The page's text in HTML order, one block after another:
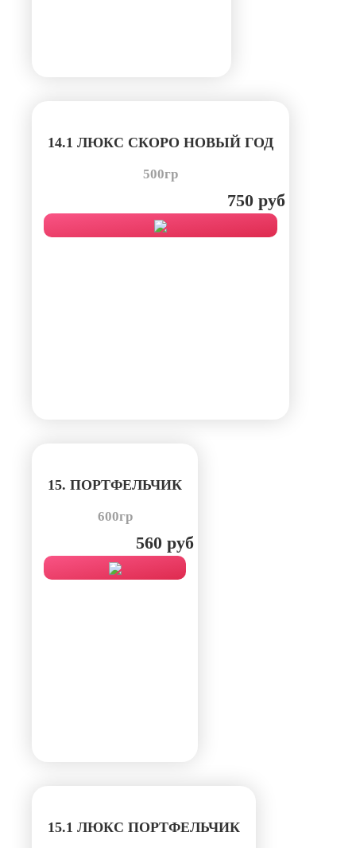
14.1 ЛЮКС СКОРО НОВЫЙ ГОД
500гр
750 руб
15. ПОРТФЕЛЬЧИК
600гр
560 руб
15.1 ЛЮКС ПОРТФЕЛЬЧИК